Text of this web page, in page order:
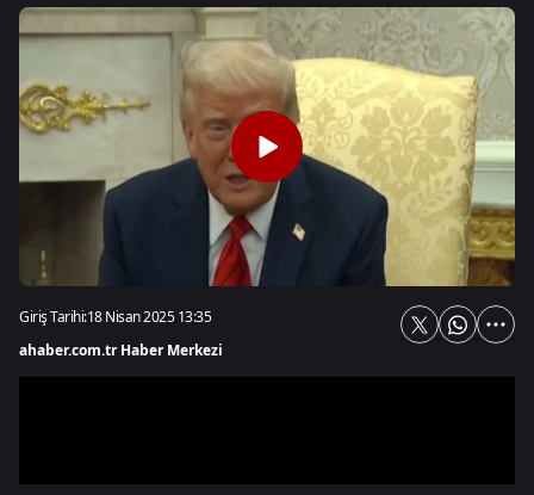
Giriş Tarihi:18 Nisan 2025 13:35
ahaber.com.tr Haber Merkezi